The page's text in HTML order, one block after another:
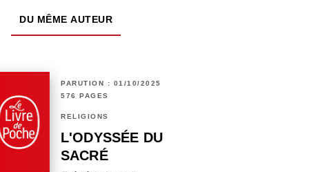
DU MÊME AUTEUR
PARUTION : 01/10/2025
576 PAGES
RELIGIONS
L'ODYSSÉE DU
SACRÉ